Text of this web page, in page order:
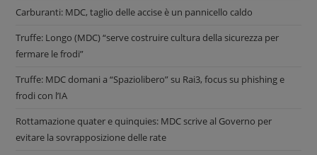
Carburanti: MDC, taglio delle accise è un pannicello caldo
Truffe: Longo (MDC) “serve costruire cultura della sicurezza per
fermare le frodi”
Truffe: MDC domani a “Spaziolibero” su Rai3, focus su phishing e
frodi con l’IA
Rottamazione quater e quinquies: MDC scrive al Governo per
evitare la sovrapposizione delle rate